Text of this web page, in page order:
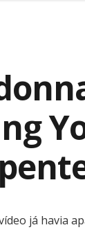
já havia